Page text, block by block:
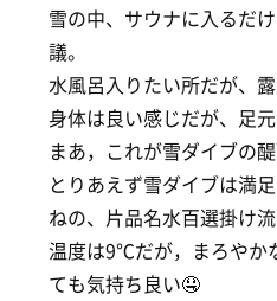
雪の中、サウナに入るだ
議。
水風呂入りたい所だが、
身体は良い感じだが、足
まあ，これが雪ダイブの
とりあえず雪ダイブは満
ねの、片品名水百選掛け流
温度は9℃だが，まろやか
ても気持ち良い🤤